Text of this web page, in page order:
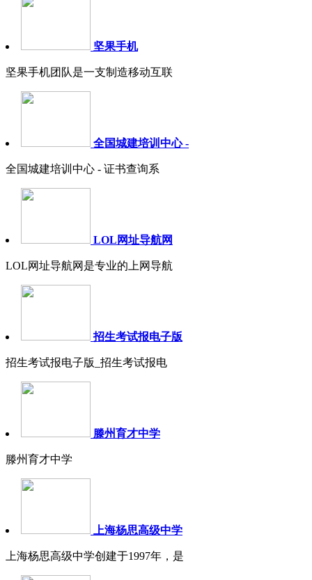
坚果手机
坚果手机团队是一支制造移动互联
全国城建培训中心 -
全国城建培训中心 - 证书查询系
LOL网址导航网
LOL网址导航网是专业的上网导航
招生考试报电子版
招生考试报电子版_招生考试报电
滕州育才中学
滕州育才中学
上海杨思高级中学
上海杨思高级中学创建于1997年，是